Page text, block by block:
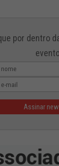
por dentro